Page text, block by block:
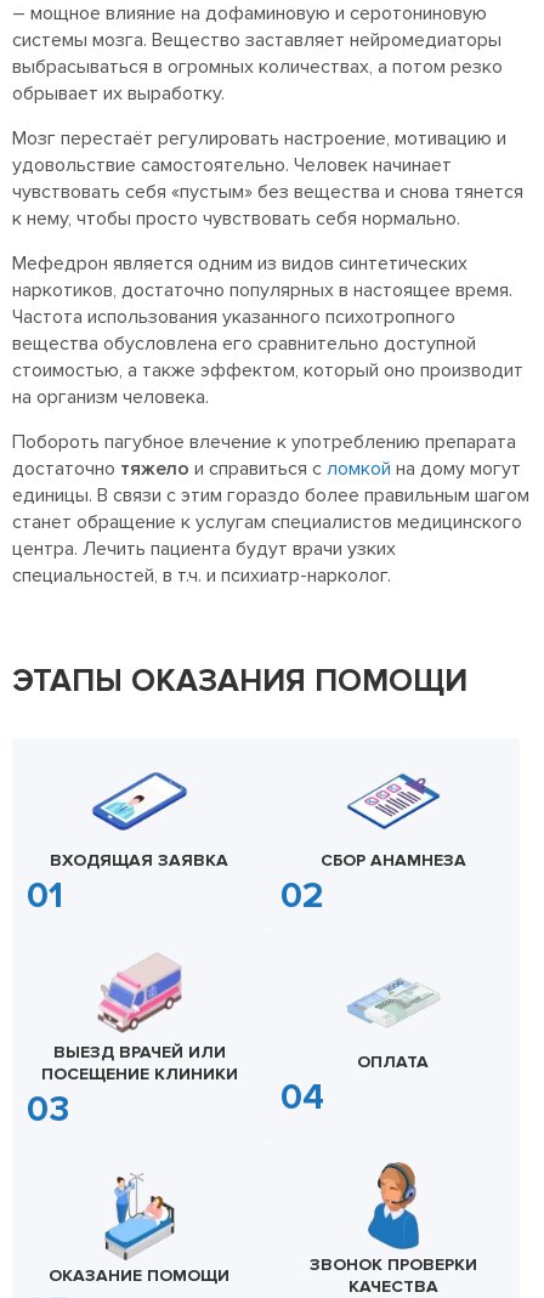
– мощное влияние на дофаминовую и серотониновую
системы мозга. Вещество заставляет нейромедиаторы
выбрасываться в огромных количествах, а потом резко
обрывает их выработку.
Мозг перестаёт регулировать настроение, мотивацию и
удовольствие самостоятельно. Человек начинает
чувствовать себя «пустым» без вещества и снова тянется
к нему, чтобы просто чувствовать себя нормально.
Мефедрон является одним из видов синтетических
наркотиков, достаточно популярных в настоящее время.
Частота использования указанного психотропного
вещества обусловлена его сравнительно доступной
стоимостью, а также эффектом, который оно производит
на организм человека.
Побороть пагубное влечение к употреблению препарата
достаточно тяжело и справиться с ломкой на дому могут
единицы. В связи с этим гораздо более правильным шагом
станет обращение к услугам специалистов медицинского
центра. Лечить пациента будут врачи узких
специальностей, в т.ч. и психиатр-нарколог.
ЭТАПЫ ОКАЗАНИЯ ПОМОЩИ
ВХОДЯЩАЯ ЗАЯВКА СБОР АНАМНЕЗА
ВЫЕЗД ВРАЧЕЙ ИЛИ
ПОСЕЩЕНИЕ КЛИНИКИ
ОПЛАТА
ОКАЗАНИЕ ПОМОЩИ
ЗВОНОК ПРОВЕРКИ
КАЧЕСТВА